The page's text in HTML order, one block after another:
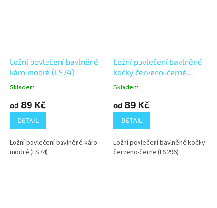
Ložní povlečení bavlněné
káro modré (LS74)
Skladem
od 89 Kč
DETAIL
Ložní povlečení bavlněné káro
modré (LS74)
Ložní povlečení bavlněné
kočky červeno-černé
(LS296) Knoflíkové
Skladem
od 89 Kč
DETAIL
Ložní povlečení bavlněné kočky
červeno-černé (LS296)